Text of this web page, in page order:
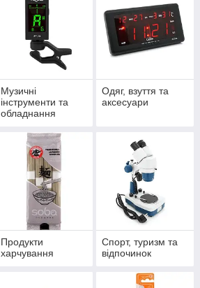
Музичні
інструменти та
обладнання
Одяг, взуття та
аксесуари
Продукти
харчування
Спорт, туризм та
відпочинок